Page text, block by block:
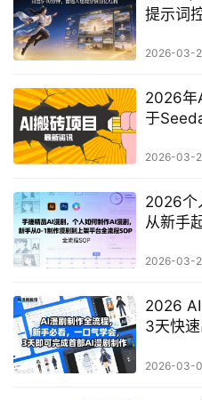
提示词
2026-03-
2026年
于
2026-03-
2026个
从新手
2026-03-
2026
3天快
2026-03-